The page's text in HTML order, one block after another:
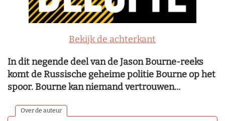
Bekijk de achterkant
In dit negende deel van de Jason Bourne-reeks
komt de Russische geheime politie Bourne op het
spoor. Bourne kan niemand vertrouwen…
Over de auteur